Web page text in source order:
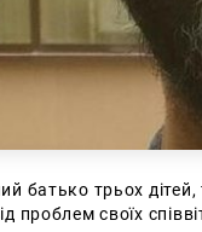
батько трьох
проблем своїх